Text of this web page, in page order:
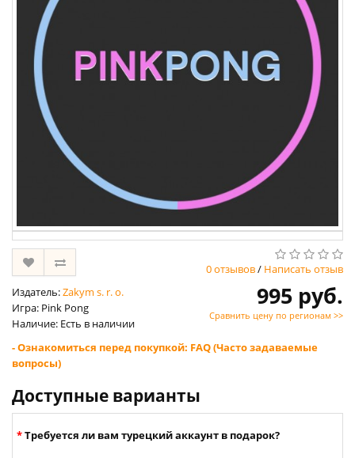
0 отзывов/ Написать отзыв
Издатель:Zakym s. r. o.
Игра: Pink Pong
Наличие: Есть в наличии
995 руб.
Сравнить цену по регионам >>
- Ознакомиться перед покупкой: FAQ (Часто задаваемые
вопросы)
Доступные варианты
Требуется ли вам турецкий аккаунт в подарок?